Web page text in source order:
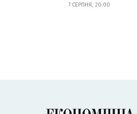
7 СЕРПНЯ, 20:00